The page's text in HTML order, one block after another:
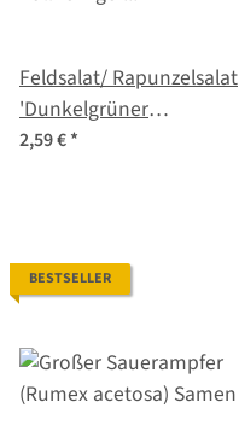
Feldsalat/ Rapunzelsalat
'Dunkelgrüner
Vollherziger' (Valerianella
2,59 €*
BESTSELLER